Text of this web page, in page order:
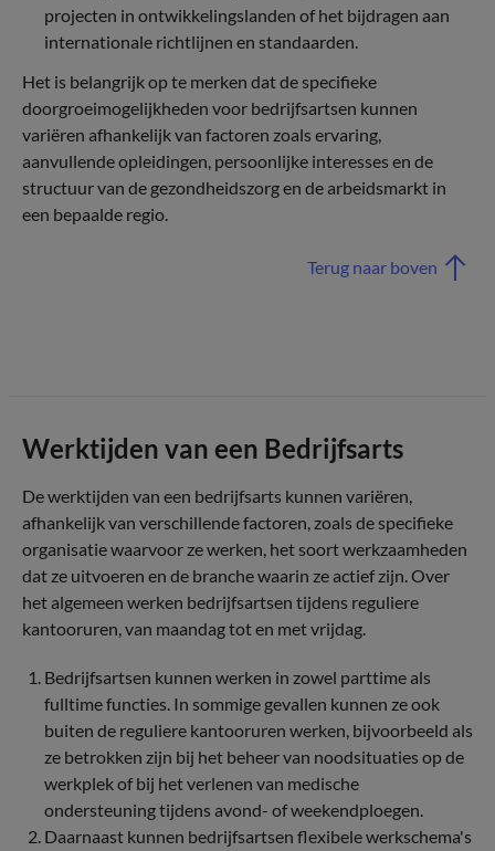
projecten in ontwikkelingslanden of het bijdragen aan
internationale richtlijnen en standaarden.
Het is belangrijk op te merken dat de specifieke
doorgroeimogelijkheden voor bedrijfsartsen kunnen
variëren afhankelijk van factoren zoals ervaring,
aanvullende opleidingen, persoonlijke interesses en de
structuur van de gezondheidszorg en de arbeidsmarkt in
een bepaalde regio.
Terug naar boven
Werktijden van een Bedrijfsarts
De werktijden van een bedrijfsarts kunnen variëren,
afhankelijk van verschillende factoren, zoals de specifieke
organisatie waarvoor ze werken, het soort werkzaamheden
dat ze uitvoeren en de branche waarin ze actief zijn. Over
het algemeen werken bedrijfsartsen tijdens reguliere
kantooruren, van maandag tot en met vrijdag.
Bedrijfsartsen kunnen werken in zowel parttime als
fulltime functies. In sommige gevallen kunnen ze ook
buiten de reguliere kantooruren werken, bijvoorbeeld als
ze betrokken zijn bij het beheer van noodsituaties op de
werkplek of bij het verlenen van medische
ondersteuning tijdens avond- of weekendploegen.
Daarnaast kunnen bedrijfsartsen flexibele werkschema's